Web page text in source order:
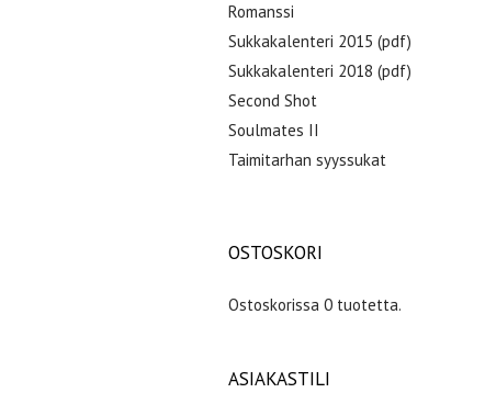
Romanssi
Sukkakalenteri 2015 (pdf)
Sukkakalenteri 2018 (pdf)
Second Shot
Soulmates II
Taimitarhan syyssukat
OSTOSKORI
Ostoskorissa 0 tuotetta.
ASIAKASTILI